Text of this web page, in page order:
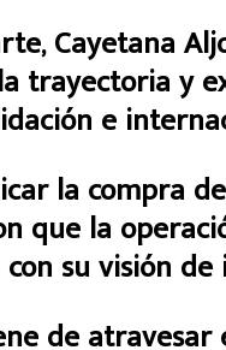
Cayetana
trayectoria y
e
la compra
que la
con su visión
de